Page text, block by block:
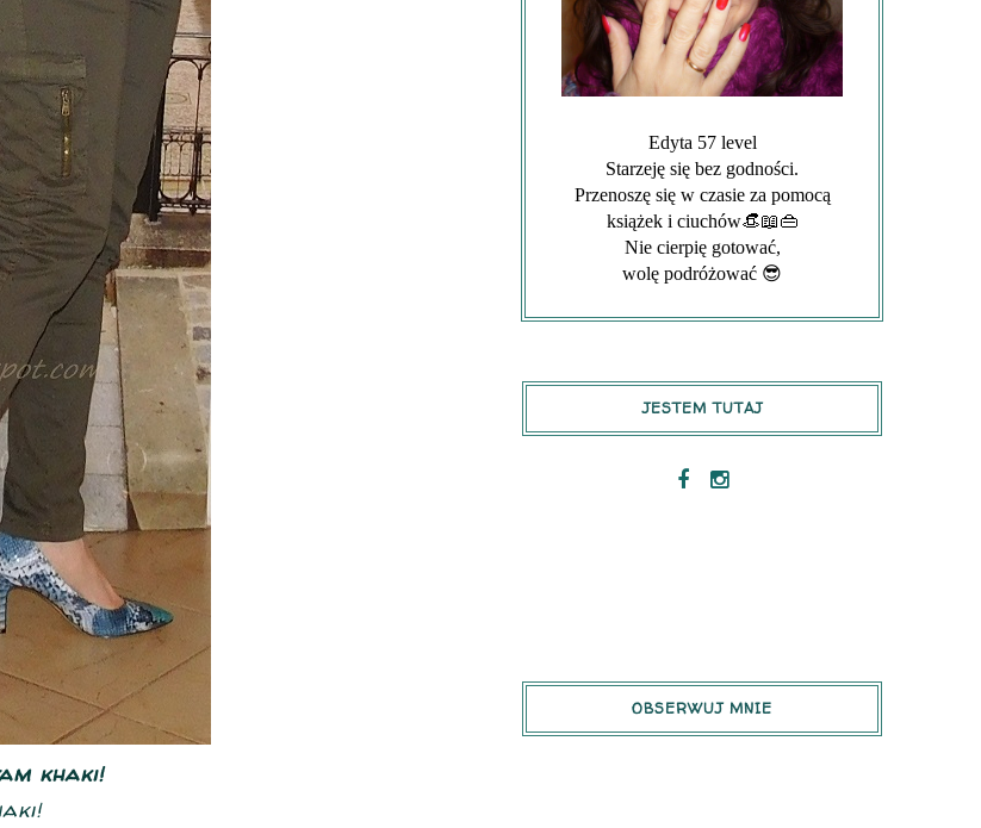
khaki!
Edyta 57 level
Starzeję się bez godności.
Przenoszę się w czasie za pomocą
książek i ciuchów👒📖👜
Nie cierpię gotować,
wolę podróżować 😎
JESTEM TUTAJ
OBSERWUJ MNIE